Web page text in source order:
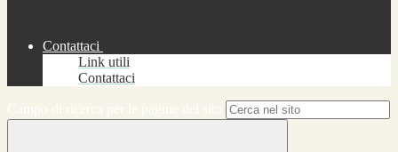
Contattaci
Link utili
Contattaci